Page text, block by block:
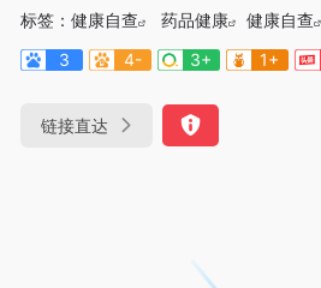
标签： 健康自查 药品健康
健康自查
3
4- 3+ 1+
链接直达